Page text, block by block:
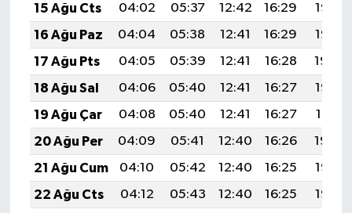
15 Ağu Cts
04:02 05:37 12:42 16:29
19:36
16 Ağu Paz
04:04 05:38 12:41 16:29
19:35
17 Ağu Pts
04:05 05:39 12:41 16:28
19:34
18 Ağu Sal
04:06 05:40 12:41 16:27
19:32
19 Ağu Çar
04:08 05:40 12:41 16:27
19:31
20 Ağu Per
04:09 05:41 12:40 16:26
19:30
21 Ağu Cum
04:10 05:42 12:40 16:25
19:28
22 Ağu Cts
04:12 05:43 12:40 16:25
19:27